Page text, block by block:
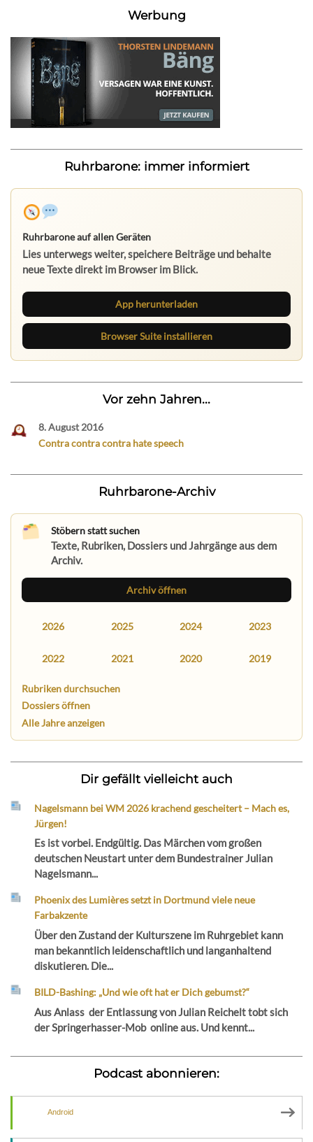
Werbung
Ruhrbarone: immer informiert
Ruhrbarone auf allen Geräten
Lies unterwegs weiter, speichere Beiträge und behalte
neue Texte direkt im Browser im Blick.
App herunterladen
Browser Suite installieren
Vor zehn Jahren...
8. August 2016
Contra contra contra hate speech
Ruhrbarone-Archiv
Stöbern statt suchen
Texte, Rubriken, Dossiers und Jahrgänge aus dem
Archiv.
Archiv öffnen
2026 2025 2024 2023
2022 2021 2020 2019
Rubriken durchsuchen
Dossiers öffnen
Alle Jahre anzeigen
Dir gefällt vielleicht auch
Nagelsmann bei WM 2026 krachend gescheitert – Mach es,
Jürgen!
Es ist vorbei. Endgültig. Das Märchen vom großen
deutschen Neustart unter dem Bundestrainer Julian
Nagelsmann...
Phoenix des Lumières setzt in Dortmund viele neue
Farbakzente
Über den Zustand der Kulturszene im Ruhrgebiet kann
man bekanntlich leidenschaftlich und langanhaltend
diskutieren. Die...
BILD-Bashing: „Und wie oft hat er Dich gebumst?“
Aus Anlass der Entlassung von Julian Reichelt tobt sich
der Springerhasser-Mob online aus. Und kennt...
Podcast abonnieren:
Android